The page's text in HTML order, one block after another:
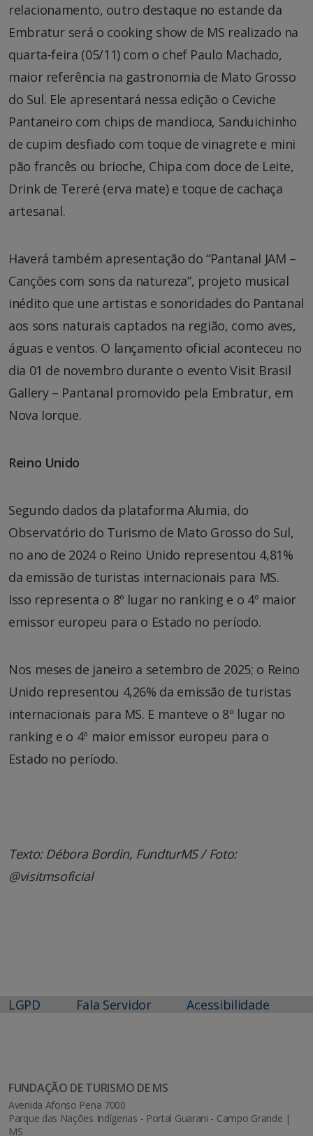
relacionamento, outro destaque no estande da
Embratur será o cooking show de MS realizado na
quarta-feira (05/11) com o chef Paulo Machado,
maior referência na gastronomia de Mato Grosso
do Sul. Ele apresentará nessa edição o Ceviche
Pantaneiro com chips de mandioca, Sanduichinho
de cupim desfiado com toque de vinagrete e mini
pão francês ou brioche, Chipa com doce de Leite,
Drink de Tereré (erva mate) e toque de cachaça
artesanal.
Haverá também apresentação do “Pantanal JAM –
Canções com sons da natureza”, projeto musical
inédito que une artistas e sonoridades do Pantanal
aos sons naturais captados na região, como aves,
águas e ventos. O lançamento oficial aconteceu no
dia 01 de novembro durante o evento Visit Brasil
Gallery – Pantanal promovido pela Embratur, em
Nova Iorque.
Reino Unido
Segundo dados da plataforma Alumia, do
Observatório do Turismo de Mato Grosso do Sul,
no ano de 2024 o Reino Unido representou 4,81%
da emissão de turistas internacionais para MS.
Isso representa o 8º lugar no ranking e o 4º maior
emissor europeu para o Estado no período.
Nos meses de janeiro a setembro de 2025; o Reino
Unido representou 4,26% da emissão de turistas
internacionais para MS. E manteve o 8º lugar no
ranking e o 4º maior emissor europeu para o
Estado no período.
Texto: Débora Bordin, FundturMS / Foto:
@visitmsoficial
LGPD Fala Servidor Acessibilidade
FUNDAÇÃO DE TURISMO DE MS
Avenida Afonso Pena 7000
Parque das Nações Indígenas - Portal Guarani - Campo Grande |
MS